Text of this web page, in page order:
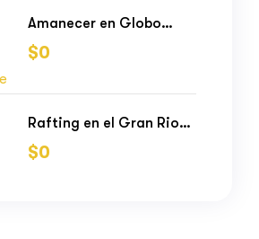
Amanecer en Globo
aerostatico por el Valle
de las chimeneas,
$0
Rafting en el Gran Rio
Vilcanota
$0